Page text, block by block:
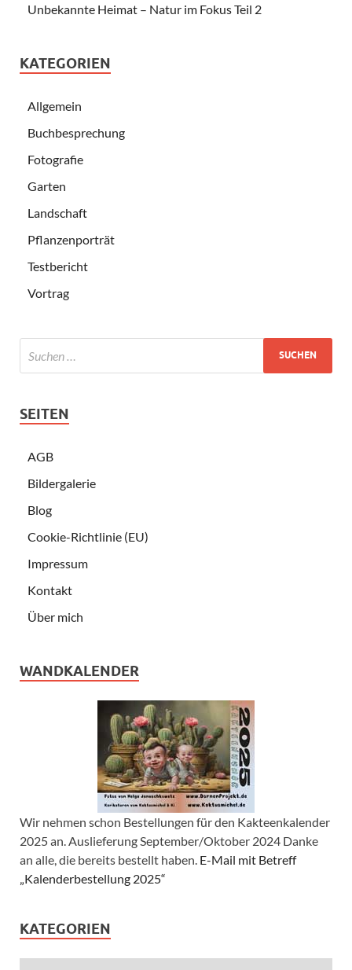
Unbekannte Heimat – Natur im Fokus Teil 2
KATEGORIEN
Allgemein
Buchbesprechung
Fotografie
Garten
Landschaft
Pflanzenporträt
Testbericht
Vortrag
SEITEN
AGB
Bildergalerie
Blog
Cookie-Richtlinie (EU)
Impressum
Kontakt
Über mich
WANDKALENDER
Wir nehmen schon Bestellungen für den Kakteenkalender
2025 an. Auslieferung September/Oktober 2024 Danke
an alle, die bereits bestellt haben. E-Mail mit Betreff
„Kalenderbestellung 2025“
KATEGORIEN